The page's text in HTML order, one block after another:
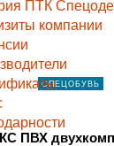
ПТК
компании
СПЕЦОБУВЬ
ПВХ